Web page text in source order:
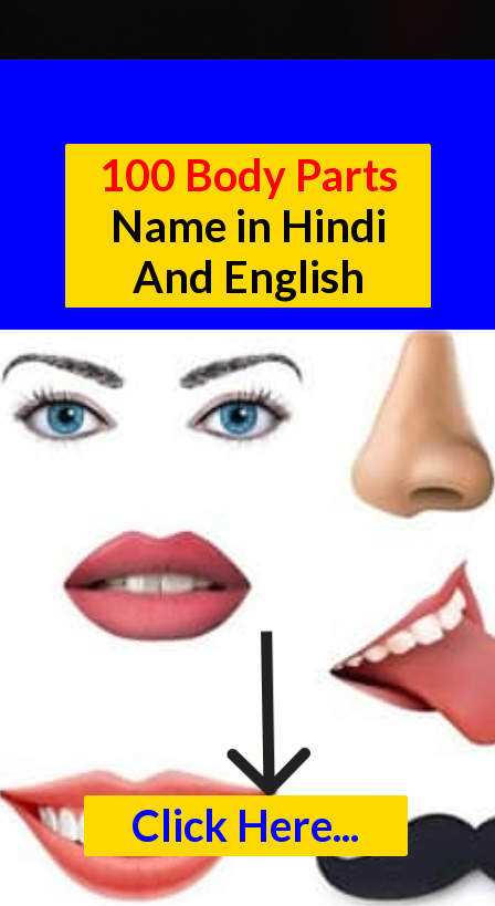
100 Body Parts
Name in Hindi
And English
Click Here...